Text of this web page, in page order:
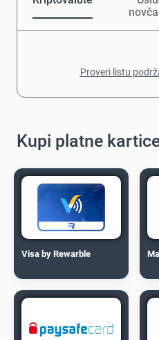
Proveri listu
Kupi platne
Visa by Rewarble